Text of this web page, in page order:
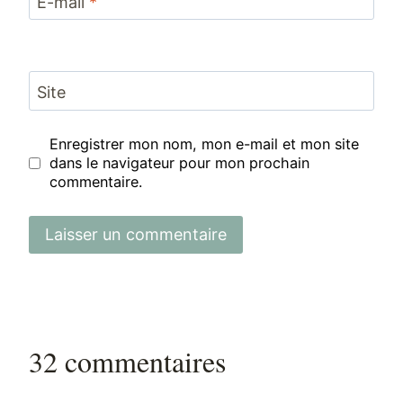
Site
Enregistrer mon nom, mon e-mail et mon site
dans le navigateur pour mon prochain
commentaire.
32 commentaires